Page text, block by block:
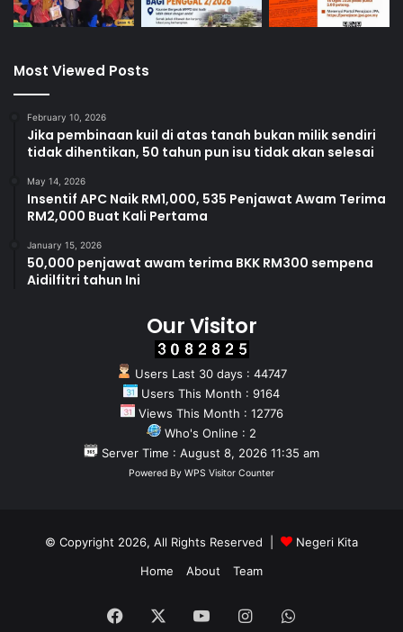
Most Viewed Posts
February 10, 2026
Jika pembinaan kuil di atas tanah bukan milik sendiri
tidak dihentikan, 50 tahun pun isu tidak akan selesai
May 14, 2026
Insentif APC Naik RM1,000, 535 Penjawat Awam Terima
RM2,000 Buat Kali Pertama
January 15, 2026
50,000 penjawat awam terima BKK RM300 sempena
Aidilfitri tahun Ini
Our Visitor
Users Last 30 days : 44747
Users This Month : 9164
Views This Month : 12776
Who's Online : 2
Server Time : August 8, 2026 11:35 am
Powered By WPS Visitor Counter
© Copyright 2026, All Rights Reserved |
Negeri Kita
Home
About Team
Facebook YouTubeInstagramWhatsApp